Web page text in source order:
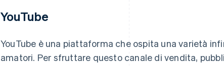
YouTube
YouTube è una piattaforma che ospita una varietà
amatori. Per sfruttare questo canale di vendita,